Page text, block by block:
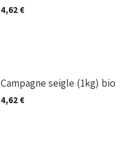
4,62€
Campagne seigle (1kg) bio
4,62€